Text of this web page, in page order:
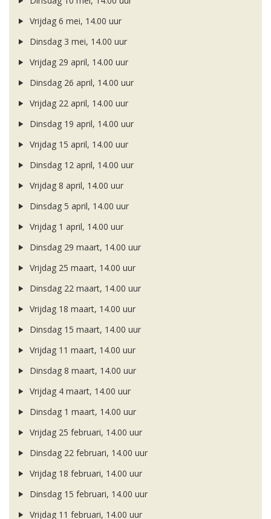
Vrijdag 6 mei, 14.00 uur
Dinsdag 3 mei, 14.00 uur
Vrijdag 29 april, 14.00 uur
Dinsdag 26 april, 14.00 uur
Vrijdag 22 april, 14.00 uur
Dinsdag 19 april, 14.00 uur
Vrijdag 15 april, 14.00 uur
Dinsdag 12 april, 14.00 uur
Vrijdag 8 april, 14.00 uur
Dinsdag 5 april, 14.00 uur
Vrijdag 1 april, 14.00 uur
Dinsdag 29 maart, 14.00 uur
Vrijdag 25 maart, 14.00 uur
Dinsdag 22 maart, 14.00 uur
Vrijdag 18 maart, 14.00 uur
Dinsdag 15 maart, 14.00 uur
Vrijdag 11 maart, 14.00 uur
Dinsdag 8 maart, 14.00 uur
Vrijdag 4 maart, 14.00 uur
Dinsdag 1 maart, 14.00 uur
Vrijdag 25 februari, 14.00 uur
Dinsdag 22 februari, 14.00 uur
Vrijdag 18 februari, 14.00 uur
Dinsdag 15 februari, 14.00 uur
Vrijdag 11 februari, 14.00 uur